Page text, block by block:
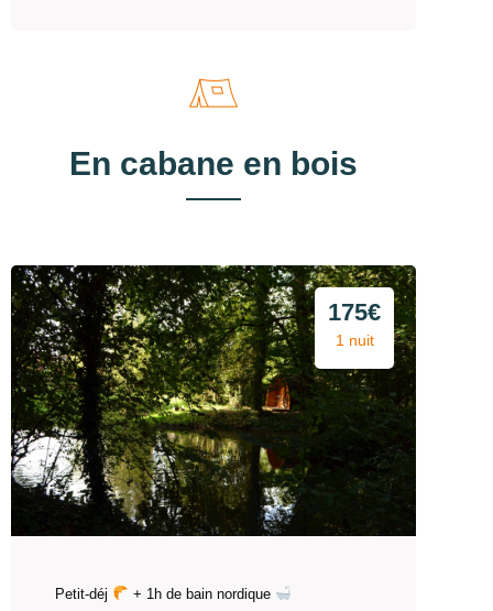
En cabane en bois
175€
1 nuit
Petit-déj + 1h de bain nordique